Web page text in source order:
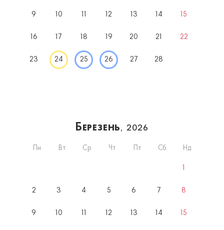
9 10 12 13 14 15
16 17 18 19 20 21 22
23 24 25 26 27 28
Березень, 2026
Пн Вт Ср Чт Пт Сб Нд
1
2 3 4 5 6 7 8
9 10 11 12 13 14 15